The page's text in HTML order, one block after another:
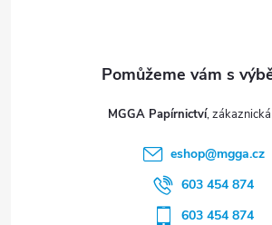
MGGA Papírnictví
eshop@mgga.cz
603 454 874
603 454 874